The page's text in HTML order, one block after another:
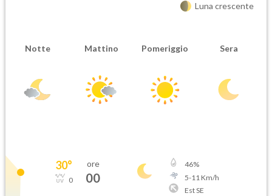
Luna crescente
Notte Mattino Pomeriggio Sera
30°
0
ore
00
46%
5-11 Km/h
Est SE